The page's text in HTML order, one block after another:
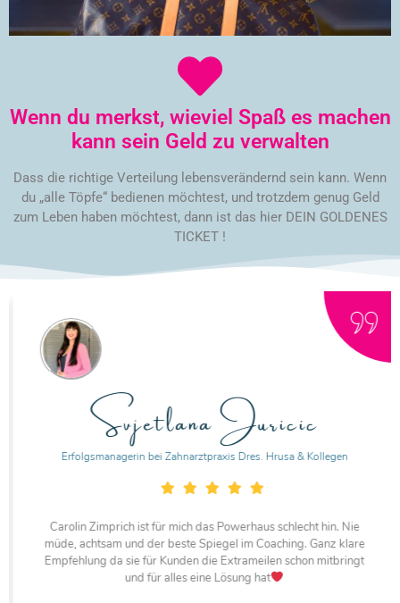
Wenn du merkst, wieviel Spaß es machen
kann sein Geld zu verwalten
Dass die richtige Verteilung lebensverändernd sein kann. Wenn
du „alle Töpfe“ bedienen möchtest, und trotzdem genug Geld
zum Leben haben möchtest, dann ist das hier DEIN GOLDENES
TICKET !
Svjetlana Juricic
Erfolgsmanagerin bei Zahnarztpraxis Dres. Hrusa & Kollegen
Carolin Zimprich ist für mich das Powerhaus schlecht hin. Nie
müde, achtsam und der beste Spiegel im Coaching. Ganz klare
Empfehlung da sie für Kunden die Extrameilen schon mitbringt
und für alles eine Lösung hat